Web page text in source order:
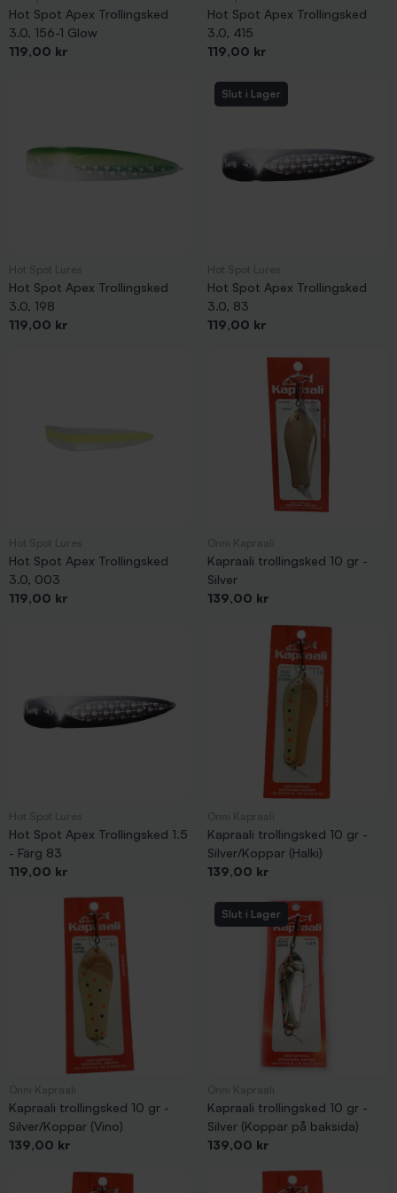
Hot Spot Apex Trollingsked
3.0, 156-1 Glow
Pris
119,00 kr
Hot Spot Apex Trollingsked
3.0, 415
Pris
119,00 kr
Hot Spot Apex Trollingsked
3.0, 198
Pris
119,00 kr
Slut i Lager
Hot Spot Apex Trollingsked
3.0, 83
Pris
119,00 kr
Hot Spot Apex Trollingsked
3.0, 003
Pris
119,00 kr
Kapraali trollingsked 10 gr -
Silver
Pris
139,00 kr
Hot Spot Apex Trollingsked 1.5
- Färg 83
Pris
119,00 kr
Kapraali trollingsked 10 gr -
Silver/Koppar (Halki)
Pris
139,00 kr
Kapraali trollingsked 10 gr -
Silver/Koppar (Vino)
Pris
139,00 kr
Slut i Lager
Kapraali trollingsked 10 gr -
Silver (Koppar på baksida)
Pris
139,00 kr